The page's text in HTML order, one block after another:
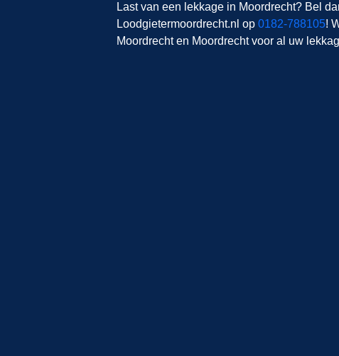
Last van een lekkage in Moordrecht? Bel
Loodgietermoordrecht.nl op 0182-788105!
Moordrecht en Moordrecht voor al uw